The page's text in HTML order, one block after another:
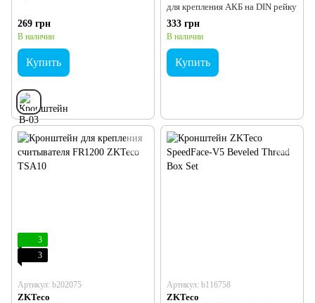
269 грн
В наличии
Купить
для крепления АКБ на DIN рейку
333 грн
В наличии
Купить
3
3
Артикул: b202075
ZKTeco
Артикул: b116758
ZKTeco